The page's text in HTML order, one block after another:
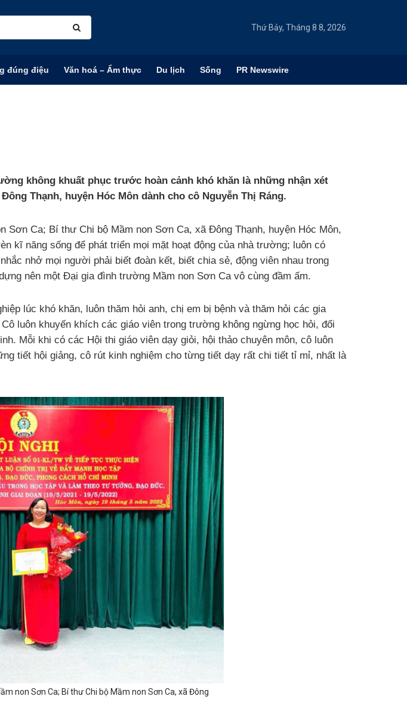
Thứ Bảy, Tháng 8 8, 2026
đúng điệu Văn hoá – Ẩm thực Du lịch Sống PR Newswire
không khuất phục trước hoàn cảnh khó khăn là những nhận xét
Thạnh, huyện Hóc Môn dành cho cô Nguyễn Thị Ráng.
Ca; Bí thư Chi bộ Mầm non Sơn Ca, xã Đông Thạnh, huyện Hóc Môn,
kĩ năng sống để phát triển mọi mặt hoạt động của nhà trường; luôn có
nhở mọi người phải biết đoàn kết, biết chia sẻ, động viên nhau trong
nên một Đại gia đình trường Mầm non Sơn Ca vô cùng đầm ấm.
lúc khó khăn, luôn thăm hỏi anh, chị em bị bệnh và thăm hỏi các gia
luôn khuyến khích các giáo viên trong trường không ngừng học hỏi, đổi
Mỗi khi có các Hội thi giáo viên dạy giỏi, hội thảo chuyên môn, cô luôn
tiết hội giảng, cô rút kinh nghiệm cho từng tiết dạy rất chi tiết tỉ mỉ, nhất là
non Sơn Ca; Bí thư Chi bộ Mầm non Sơn Ca, xã Đông